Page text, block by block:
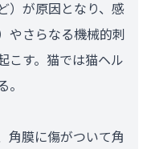
）が原因となり、感
やさらなる機械的刺
こす。猫では猫ヘル
角膜に傷がついて角